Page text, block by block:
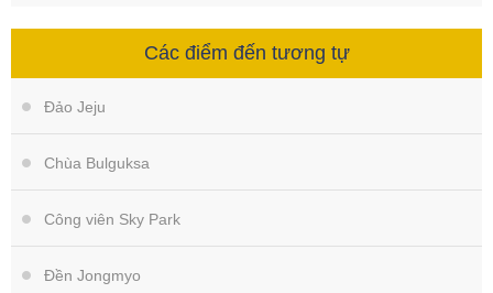
Các điểm đến tương tự
Đảo Jeju
Chùa Bulguksa
Công viên Sky Park
Đền Jongmyo